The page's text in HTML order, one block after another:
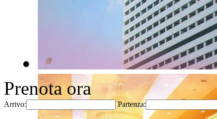
Prenota ora
Arrivo: Partenza: